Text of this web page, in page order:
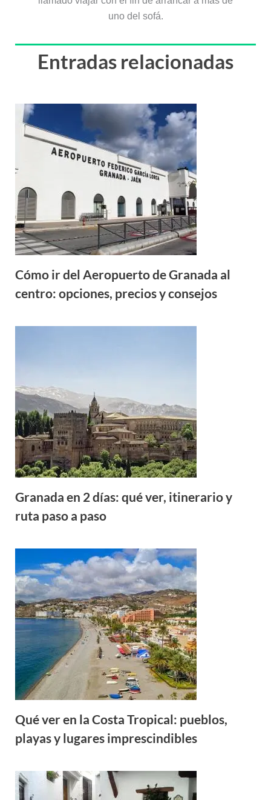
uno del sofá.
Entradas relacionadas
Cómo ir del Aeropuerto de Granada al
centro: opciones, precios y consejos
Granada en 2 días: qué ver, itinerario y
ruta paso a paso
Qué ver en la Costa Tropical: pueblos,
playas y lugares imprescindibles